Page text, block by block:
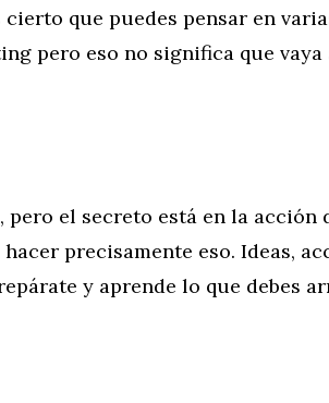
que puedes pensar en
pero eso no significa que vaya
pero el secreto está en la acción
precisamente eso. Ideas,
y aprende lo que debes